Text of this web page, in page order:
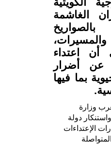
الغاشمة
بالصواريخ
اعتداء
عن أضرار
بما فيها
وزارة
دولة
الإعتداءات